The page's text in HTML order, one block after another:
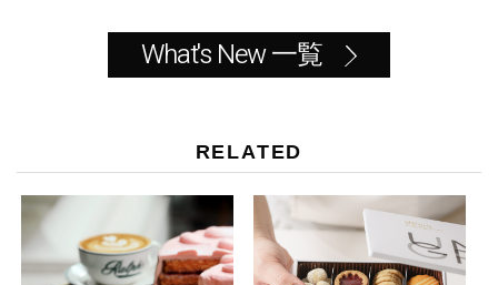
What's New 一覧
RELATED